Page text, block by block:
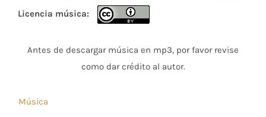
Licencia música:
Antes de descargar música en mp3, por favor revise
como dar crédito al autor.
Música